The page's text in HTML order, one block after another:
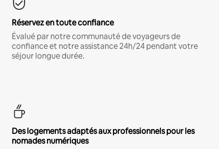
Réservez en toute confiance
Évalué par notre communauté de voyageurs de
confiance et notre assistance 24h/24 pendant votre
séjour longue durée.
Des logements adaptés aux professionnels pour les
nomades numériques